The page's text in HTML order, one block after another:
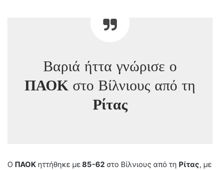
Βαριά ήττα γνώρισε ο
ΠΑΟΚ στο Βίλνιους από τη
Ρίτας
Ο ΠΑΟΚ ηττήθηκε με85-62 στο Βίλνιους από τη Ρίτας, με